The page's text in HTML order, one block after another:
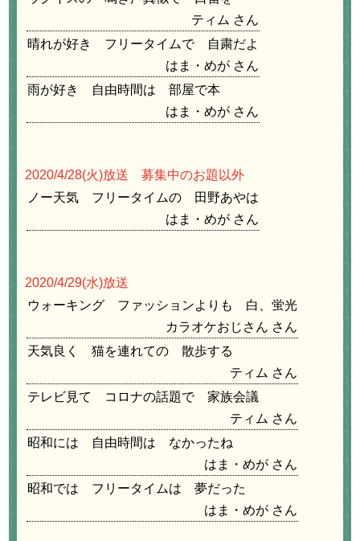
ティム
晴れが好き フリータイムで 自粛だよ
はま・めが
雨が好き 自由時間は 部屋で本
はま・めが
2020/4/28(火)放送 募集中のお題以外
ノー天気 フリータイムの 田野あやは
はま・めが
2020/4/29(水)放送
ウォーキング ファッションよりも 白、蛍光
カラオケおじさん
天気良く 猫を連れての 散歩する
ティム
テレビ見て コロナの話題で 家族会議
ティム
昭和には 自由時間は なかったね
はま・めが
昭和では フリータイムは 夢だった
はま・めが